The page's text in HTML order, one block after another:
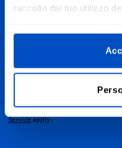
raccolto dal tuo utilizzo
Iscrizione alla
Iscriviti alla nostra
This form is protected by
Serviceapply.